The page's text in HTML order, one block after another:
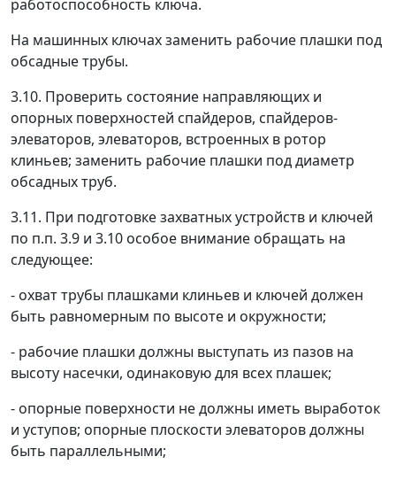
работоспособность ключа.
На машинных ключах заменить рабочие плашки под
обсадные трубы.
3.10. Проверить состояние направляющих и
опорных поверхностей спайдеров, спайдеров-
элеваторов, элеваторов, встроенных в ротор
клиньев; заменить рабочие плашки под диаметр
обсадных труб.
3.11. При подготовке захватных устройств и ключей
по п.п. 3.9 и 3.10 особое внимание обращать на
следующее:
- охват трубы плашками клиньев и ключей должен
быть равномерным по высоте и окружности;
- рабочие плашки должны выступать из пазов на
высоту насечки, одинаковую для всех плашек;
- опорные поверхности не должны иметь выработок
и уступов; опорные плоскости элеваторов должны
быть параллельными;